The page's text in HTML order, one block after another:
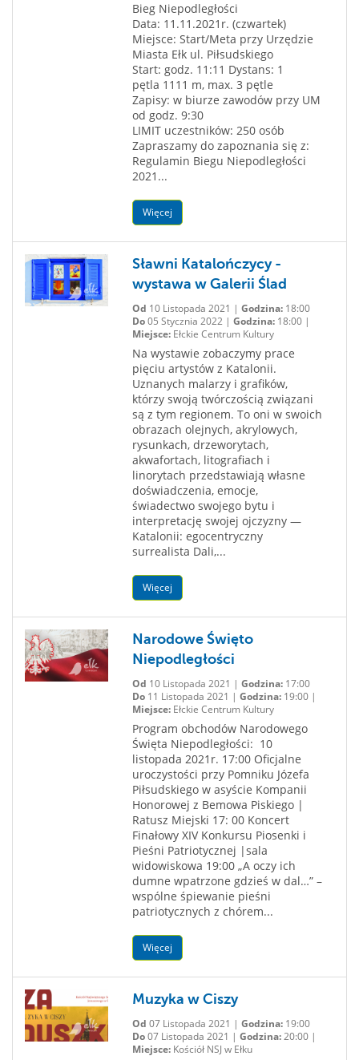
Bieg Niepodległości
Data: 11.11.2021r. (czwartek)
Miejsce: Start/Meta przy Urzędzie
Miasta Ełk ul. Piłsudskiego
Start: godz. 11:11 Dystans: 1
pętla 1111 m, max. 3 pętle
Zapisy: w biurze zawodów przy UM
od godz. 9:30
LIMIT uczestników: 250 osób
Zapraszamy do zapoznania się z:
Regulamin Biegu Niepodległości
2021...
Więcej
Sławni Katalończycy -
wystawa w Galerii Ślad
Od 10 Listopada 2021 | Godzina:18:00
Do05 Stycznia 2022 | Godzina:18:00 |
Miejsce:Ełckie Centrum Kultury
Na wystawie zobaczymy prace
pięciu artystów z Katalonii.
Uznanych malarzy i grafików,
którzy swoją twórczością związani
są z tym regionem. To oni w swoich
obrazach olejnych, akrylowych,
rysunkach, drzeworytach,
akwafortach, litografiach i
linorytach przedstawiają własne
doświadczenia, emocje,
świadectwo swojego bytu i
interpretację swojej ojczyzny —
Katalonii: egocentryczny
surrealista Dali,...
Więcej
Narodowe Święto
Niepodległości
Od 10 Listopada 2021 | Godzina:17:00
Do11 Listopada 2021 | Godzina:19:00 |
Miejsce:Ełckie Centrum Kultury
Program obchodów Narodowego
Święta Niepodległości: 10
listopada 2021r. 17:00 Oficjalne
uroczystości przy Pomniku Józefa
Piłsudskiego w asyście Kompanii
Honorowej z Bemowa Piskiego |
Ratusz Miejski 17: 00 Koncert
Finałowy XIV Konkursu Piosenki i
Pieśni Patriotycznej |sala
widowiskowa 19:00 „A oczy ich
dumne wpatrzone gdzieś w dal…” –
wspólne śpiewanie pieśni
patriotycznych z chórem...
Więcej
Muzyka w Ciszy
Od 07 Listopada 2021 | Godzina:19:00
Do07 Listopada 2021 | Godzina:20:00 |
Miejsce:Kościół NSJ w Ełku